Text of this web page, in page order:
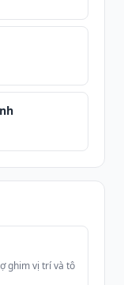
ghim vị trí và tô